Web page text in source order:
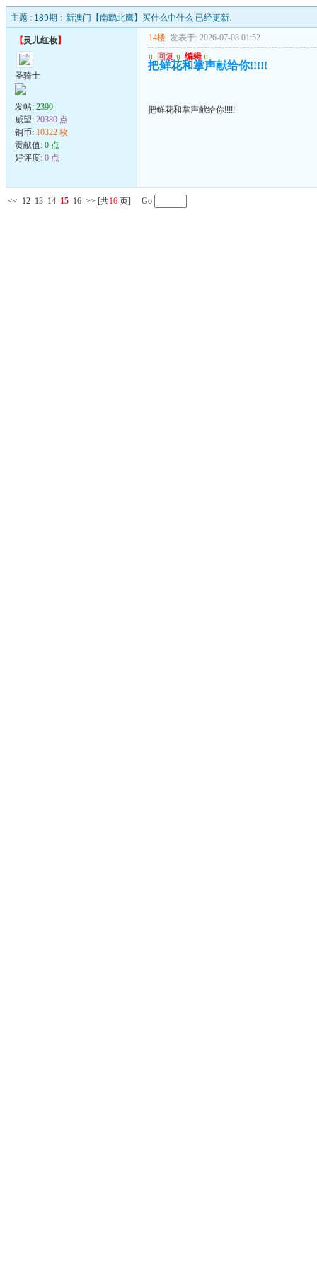
主题 : 189期：新澳门【南鹞北鹰】买什么中什么 已经更新.
【灵儿红妆】
圣骑士
发帖: 2390
威望: 20380 点
铜币: 10322 枚
贡献值: 0 点
好评度: 0 点
14楼 发表于: 2026-07-08 01:52
u 回复 u 编辑 u
把鲜花和掌声献给你!!!!!
把鲜花和掌声献给你!!!!!
<< 12 13 14 15 16 >> [共16 页] Go